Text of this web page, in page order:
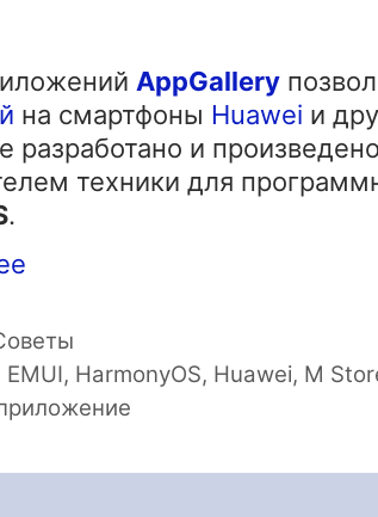
AppGallery
на смартфоны Huawei и
разработано и
техники для
.
EMUI, HarmonyOS, Huawei, M